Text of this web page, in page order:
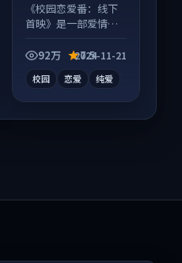
《校园恋爱番：线下
首映》是一部爱情向
层层推进，尾声常有
92万 7.5
2024-11-21
校园 恋爱 纯爱